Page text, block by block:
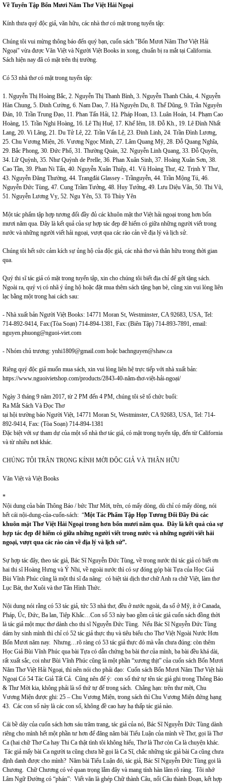
Về Tuyển Tập Bốn Mươi Năm Thơ Việt Hải Ngoại
Kính thưa quý độc giả, văn hữu, các nhà thơ có mặt trong tuyển tập:
Chúng tôi vui mừng thông báo đến quý bạn, cuốn sách "Bốn Mươi Năm Thơ Việt Hải
Ngoại" vừa được Văn Việt và Người Việt Books in xong, chuẩn bị ra mắt tại California.
Sách hiện nay đã có mặt trên thị trường.
Có 53 nhà thơ có mặt trong tuyển tập:
1. Nguyễn Thị Hoàng Bắc, 2. Nguyễn Thị Thanh Bình, 3. Nguyễn Thanh Châu, 4. Nguyễn
Hàn Chung, 5. Đinh Cường, 6. Nam Dao, 7. Hà Nguyên Du, 8. Thế Dũng, 9. Trần Nguyên
Đán, 10. Trần Trung Đạo, 11. Phan Tấn Hải, 12. Pháp Hoan, 13. Luân Hoán, 14. Phạm Cao
Hoàng, 15. Trần Nghi Hoàng, 16. Lê Thị Huệ, 17. Khế Iêm, 18. Đỗ Kh., 19. Lê Đình Nhất
Lang, 20. Vi Lãng, 21. Du Tử Lê, 22. Trần Vấn Lệ, 23. Đinh Linh, 24. Trần Đình Lương,
25. Chu Vương Miện, 26. Vương Ngọc Minh, 27. Lâm Quang Mỹ, 28. Đỗ Quang Nghĩa,
29. Bắc Phong, 30. Đức Phổ, 31. Thường Quán, 32. Nguyễn Linh Quang, 33. Đỗ Quyên,
34. Lữ Quỳnh, 35. Như Quỳnh de Prelle, 36. Phan Xuân Sinh, 37. Hoàng Xuân Sơn, 38.
Cao Tần, 39. Phan Ni Tấn, 40. Nguyễn Xuân Thiệp, 41. Vũ Hoàng Thư, 42. Trịnh Y Thư,
43. Nguyễn Đăng Thường, 44. Trangđài Glassey - Trầnguyễn, 44. Trần Mộng Tú, 46.
Nguyễn Đức Tùng, 47. Cung Trầm Tưởng, 48. Huy Tưởng, 49. Lưu Diệu Vân, 50. Thi Vũ,
51. Nguyễn Lương Vỵ, 52. Ngu Yên, 53. Tô Thùy Yên
Một tác phẩm tập hợp tương đối đầy đủ các khuôn mặt thơ Việt hải ngoại trong hơn bốn
mươi năm qua. Đây là kết quả của sự hợp tác đẹp đẽ hiếm có giữa những người viết trong
nước và những người viết hải ngoại, vượt qua các rào cản về địa lý và lịch sử.
Chúng tôi hết sức cảm kích sự ủng hộ của độc giả, các nhà thơ và thân hữu trong thời gian
qua.
Quý thi sĩ tác giả có mặt trong tuyển tập, xin cho chúng tôi biết địa chỉ để gởi tặng sách.
Ngoài ra, quý vị có nhã ý ủng hộ hoặc đặt mua thêm sách tặng bạn bè, cũng xin vui lòng liên
lạc bằng một trong hai cách sau:
- Nhà xuất bản Người Việt Books: 14771 Moran St, Westminster, CA 92683, USA, Tel:
714-892-9414, Fax:(Tòa Soạn) 714-894-1381, Fax: (Biên Tập) 714-893-7891, email:
nguyen.phuong@nguoi-viet.com
- Nhóm chủ trương: ynhi1809@gmail.com hoặc bachnguyen@shaw.ca
Riêng quý độc giả muốn mua sách, xin vui lòng liên hệ trực tiếp với nhà xuất bản:
https://www.nguoivietshop.com/products/2843-40-năm-thơ-việt-hải-ngoại/
Ngày 3 tháng 9 năm 2017, từ 2 PM đến 4 PM, chúng tôi sẽ tổ chức buổi:
Ra Mắt Sách Và Đọc Thơ
tại hội trường báo Người Việt, 14771 Moran St, Westminster, CA 92683, USA, Tel: 714-
892-9414, Fax: (Tòa Soạn) 714-894-1381
Đặc biệt với sự tham dự của một số nhà thơ tác giả, có mặt trong tuyển tập, đến từ California
và từ nhiều nơi khác.
CHÚNG TÔI TRÂN TRỌNG KÍNH MỜI ĐỘC GIẢ VÀ THÂN HỮU
Văn Việt và Việt Books
*
Nội dung của bản Thông Báo / bức Thư Mời, trên, có mấy dòng, dù chỉ có mấy dòng, nói
hết cái nội-dung-của-cuốn-sách: “Một Tác Phẩm Tập Họp Tương Đối Đầy Đủ các
khuôn mặt Thơ Việt Hải Ngoại trong hơn bốn mươi năm qua. Đây là kết quả của sự
hợp tác đẹp đẽ hiếm có giữa những người viết trong nước và những người viết hải
ngoại, vượt qua các rào cản về địa lý và lịch sử”.
Sự hợp tác đây, theo tác giả, Bác Sĩ Nguyễn Đức Tùng, về trong nước thì tác giả có biết ơn
hai thi sĩ Hoàng Hưng và Ý Nhi, về ngoài nước thì có sự đóng góp bài Tựa của Học Giả
Bùi Vĩnh Phúc cũng là một thi sĩ đa năng: có biệt tài dịch thơ chữ Anh ra chữ Việt, làm thơ
Lục Bát, thơ Xuôi và thơ Tân Hình Thức.
Nội dung nói rằng có 53 tác giả, tức 53 nhà thơ, đều ở nước ngoài, đa số ở Mỹ, ít ở Canada,
Pháp, Úc, Đức, Ba lan, Tiệp Khắc…Con số 53 này bao gồm cả tác giả cuốn sách đồng thời
là tác giả một mục thơ dành cho thi sĩ Nguyễn Đức Tùng. Nếu Bác Sĩ Nguyễn Đức Tùng
dám hy sinh mình thì chỉ có 52 tác giả thực thụ và tiêu biểu cho Thơ Việt Ngoài Nước Hơn
Bốn Mươi năm nay. Nhưng…rõ ràng có 53 tác giả thực đó mà vẫn chưa đúng: còn thêm
Học Giả Bùi Vĩnh Phúc qua bài Tựa có dẫn chứng ba bài thơ của mình, ba bài đều khá dài,
rất xuất sắc, coi như Bùi Vĩnh Phúc cũng là một phần “xương thịt” của cuốn sách Bốn Mươi
Năm Thơ Việt Hải Ngoại, thì nên nói cho phải đạo: Cuốn sách Bốn Mươi Năm Thơ Việt hải
Ngoại Có 54 Tác Giả Tất Cả. Cũng nên để ý: con số thứ tự tên tác giả ghi trong Thông Báo
& Thư Mời kia, không phải là số thứ tự để trong sách. Chẳng hạn: trên thư mời, Chu
Vương Miện được ghi: 25 – Chu Vương Miện, trong sách thì Chu Vương Miện đứng hạng
43. Các con số này là các con số, không đề cao hay hạ thấp tác giả nào.
Cái bề dày của cuốn sách hơn sáu trăm trang, tác giả của nó, Bác Sĩ Nguyễn Đức Tùng dành
riêng cho mình hết một phần tư hơn để đăng năm bài Tiểu Luận của mình về Thơ, gọi là Thơ
Ca (hai chữ Thơ Ca hay Thi Ca thật tình tôi không hiểu, Thơ là Thơ còn Ca là chuyện khác.
Tác giả mấy bài Ca người ta cũng chưa hề gọi là Ca Sĩ, chắc những tác giả bài Ca cũng chưa
định danh được cho mình? Năm bài Tiểu Luận đó, tác giả, Bác Sĩ Nguyễn Đức Tùng gọi là
Chương. Chữ Chương có vẻ quan trọng lắm đây và mang tính hàn lâm rõ ràng. Tôi nhớ
Lâm Ngữ Đường có “phán”: Viết văn là ghép Chữ thành Câu, nối Câu thành Đoạn, kết hợp